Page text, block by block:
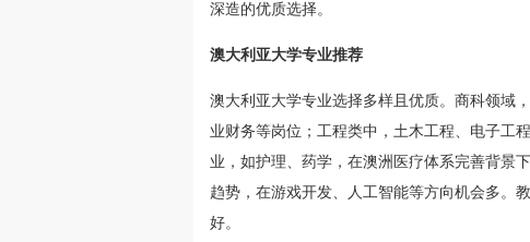
深造的优质选择。
澳大利亚大学专业推荐
澳大利亚大学专业选择多样且优质。商科领域
业财务等岗位；工程类中，土木工程、电子工
业，如护理、药学，在澳洲医疗体系完善背景
趋势，在游戏开发、人工智能等方向机会多。
好。